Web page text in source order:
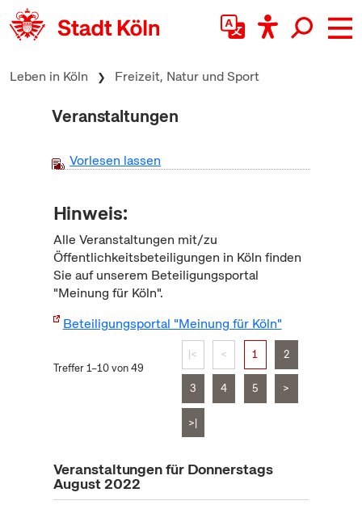
zum Inhalt springen
Leben in Köln Freizeit, Natur und Sport
Veranstaltungen
Vorlesen lassen
Hinweis:
Alle Veranstaltungen mit/zu
Öffentlichkeitsbeteiligungen in Köln finden
Sie auf unserem Beteiligungsportal
"Meinung für Köln".
Beteiligungsportal "Meinung für Köln"
Treffer 1–10 von 49
|< < 1 2
3 4 5 >
>|
Veranstaltungen für Donnerstags
August 2022